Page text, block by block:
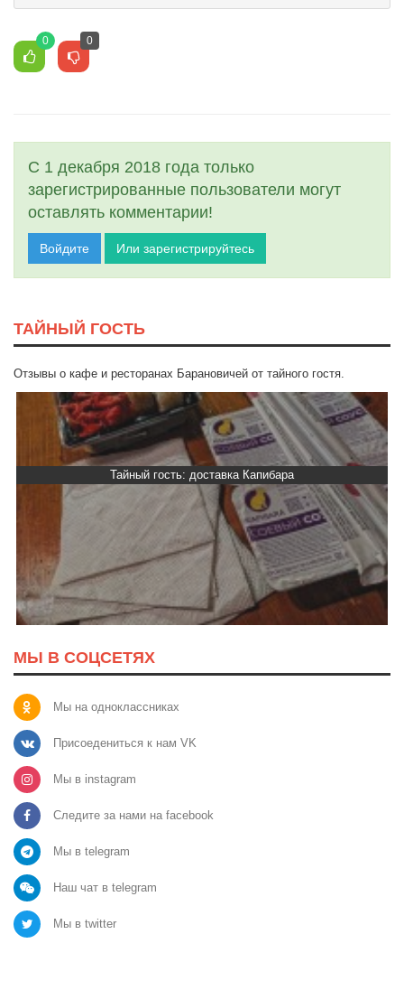
0 0
С 1 декабря 2018 года только
зарегистрированные пользователи могут
оставлять комментарии!
Войдите Или зарегистрируйтесь
ТАЙНЫЙ ГОСТЬ
Отзывы о кафе и ресторанах Барановичей от тайного гостя.
Тайный гость: доставка Капибара
МЫ В СОЦСЕТЯХ
Мы на одноклассниках
Присоедениться к нам VK
Мы в instagram
Следите за нами на facebook
Мы в telegram
Наш чат в telegram
Мы в twitter